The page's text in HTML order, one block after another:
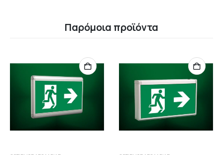
Παρόμοια προϊόντα